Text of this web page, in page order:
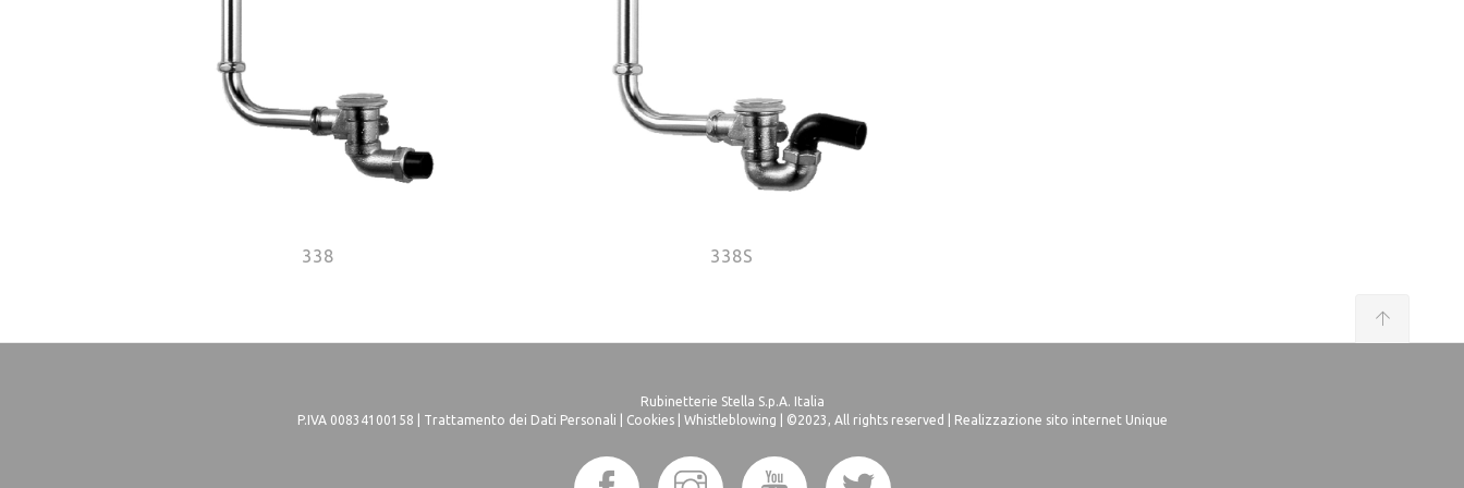
338 338S
Rubinetterie Stella S.p.A. Italia
P.IVA 00834100158 |
Trattamento dei Dati Personali Cookies| Whistleblowing | ©2023, All rights reserved | Realizzazione sito internet Unique